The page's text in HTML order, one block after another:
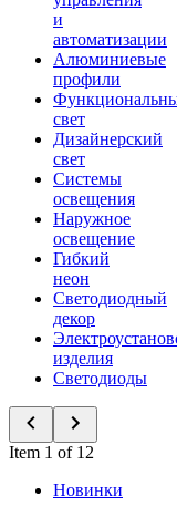
и
автоматизации
Алюминиевые
профили
свет
Дизайнерский
свет
Системы
освещения
Наружное
освещение
Гибкий
неон
Светодиодный
декор
изделия
Светодиоды
Item 1 of 12
Новинки